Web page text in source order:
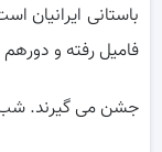
باستانی ایرانیان
فامیل رفته و
جشن می گیرند. شب